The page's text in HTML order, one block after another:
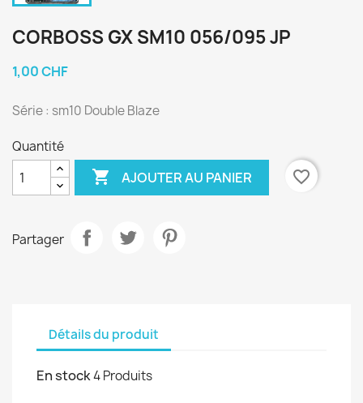
CORBOSS GX SM10 056/095 JP
1,00 CHF
Série : sm10 Double Blaze
Quantité
 AJOUTER AU PANIER favorite_border
Partager
Détails du produit
En stock4 Produits